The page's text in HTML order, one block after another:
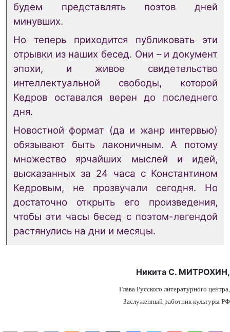
будем представлять поэтов дней
минувших.
Но теперь приходится публиковать эти
отрывки из наших бесед. Они – и документ
эпохи, и живое свидетельство
интеллектуальной свободы, которой
Кедров оставался верен до последнего
дня.
Новостной формат (да и жанр интервью)
обязывают быть лаконичным. А потому
множество ярчайших мыслей и идей,
высказанных за 24 часа с Константином
Кедровым, не прозвучали сегодня. Но
достаточно открыть его произведения,
чтобы эти часы бесед с поэтом-легендой
растянулись на дни и месяцы.
Никита С. МИТРОХИН,
Глава Русского литературного центра,
Заслуженный работник культуры РФ